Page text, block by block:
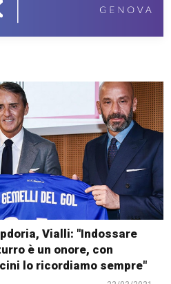
Vialli: "Indossare
è un onore, con
lo ricordiamo sempre"